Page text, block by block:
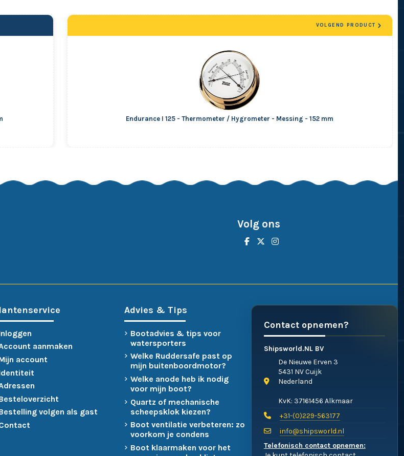
Endurance I 125 - Thermometer / Hygrometer - Messing - 152 mm
VOLGEND PRODUCT
Volg ons
aanmaken
account
volgen als gast
Advies & Tips
Bootadvies & tips voor
watersporters
Welke Ruddersafe past op
mijn buitenboordmotor?
Welke anode heb ik nodig
voor mijn boot?
Quartz of mechanische
scheepsklok kiezen?
Boot ventilatie verbeteren: zo
voorkom je condens
Boot klaarmaken voor het
Contact opnemen?
Shipsworld.NL BV
De Nieuwe Erven 3
5431 NV Cuijk
Nederland
KvK: 37161456 Alkmaar
+31-(0)229-563177
info@shipsworld.nl
Telefonisch contact opnemen: